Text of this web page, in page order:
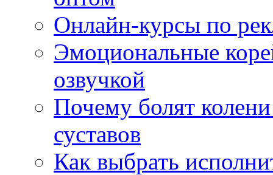
Онлайн-курсы по
Эмоциональные
озвучкой
Почему болят
суставов
Как выбрать